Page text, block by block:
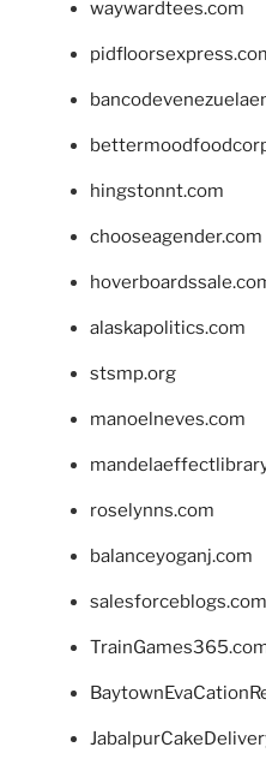
waywardtees.com
hingstonnt.com
chooseagender.com
alaskapolitics.com
stsmp.org
manoelneves.com
roselynns.com
balanceyoganj.com
salesforceblogs.com